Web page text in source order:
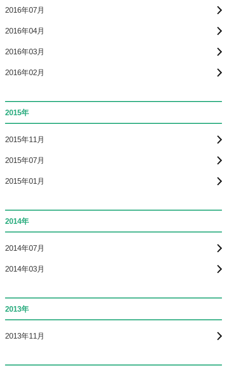
2016年07月
2016年04月
2016年03月
2016年02月
2015年
2015年11月
2015年07月
2015年01月
2014年
2014年07月
2014年03月
2013年
2013年11月